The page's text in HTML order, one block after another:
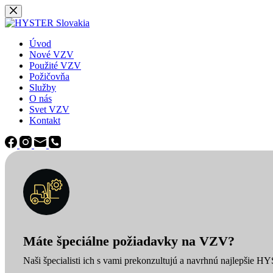
Späť
na
Úvod
Nové VZV
Použité VZV
Požičovňa
Služby
O nás
Svet VZV
Kontakt
Máte špeciálne požiadavky na VZV?
Naši špecialisti ich s vami prekonzultujú a navrhnú najlepšie